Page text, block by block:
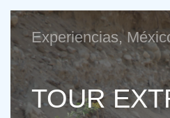
Experiencias,
TOUR